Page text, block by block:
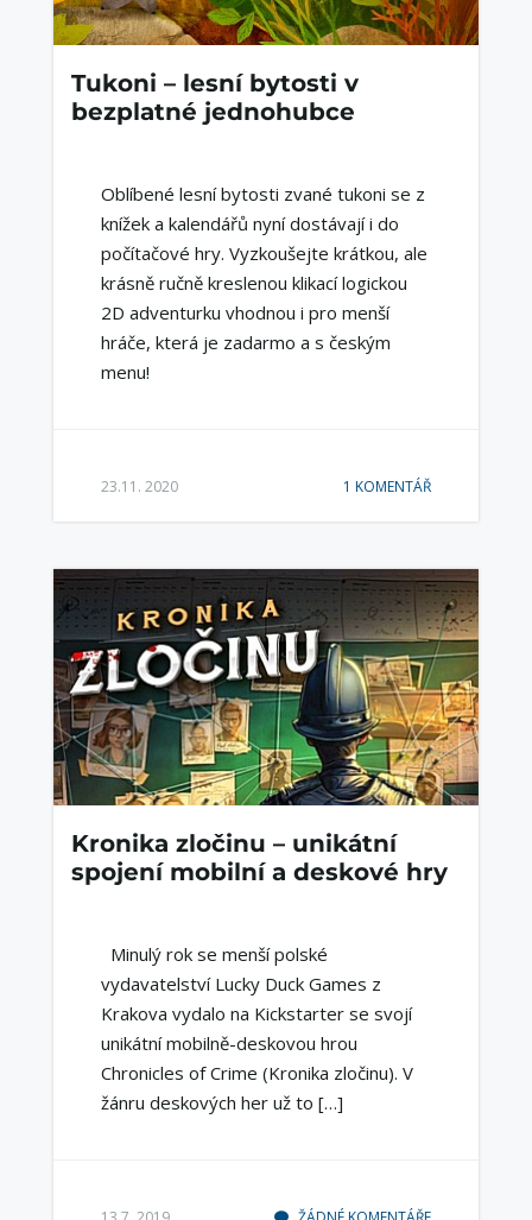
Tukoni – lesní bytosti v
bezplatné jednohubce
Oblíbené lesní bytosti zvané tukoni se z
knížek a kalendářů nyní dostávají i do
počítačové hry. Vyzkoušejte krátkou, ale
krásně ručně kreslenou klikací logickou
2D adventurku vhodnou i pro menší
hráče, která je zadarmo a s českým
menu!
23.11. 2020 1 KOMENTÁŘ
Kronika zločinu – unikátní
spojení mobilní a deskové hry
Minulý rok se menší polské
vydavatelství Lucky Duck Games z
Krakova vydalo na Kickstarter se svojí
unikátní mobilně-deskovou hrou
Chronicles of Crime (Kronika zločinu). V
žánru deskových her už to […]